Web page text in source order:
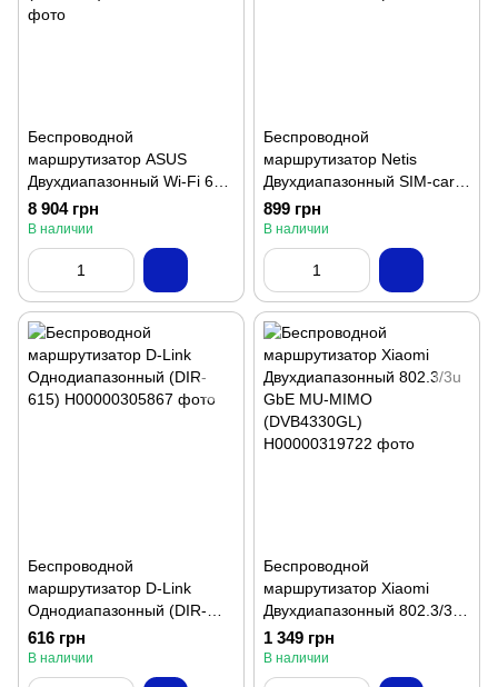
Беспроводной
маршрутизатор ASUS
Двухдиапазонный Wi-Fi 6
SIM-card GbE MU-MIMO
(4G-AX56)
8 904 грн
В наличии
Беспроводной
маршрутизатор Netis
Двухдиапазонный SIM-card
MU-MIMO (N5)
899 грн
В наличии
Беспроводной
маршрутизатор D-Link
Однодиапазонный (DIR-
615)
616 грн
В наличии
Беспроводной
маршрутизатор Xiaomi
Двухдиапазонный 802.3/3u
GbE MU-MIMO
(DVB4330GL)
1 349 грн
В наличии